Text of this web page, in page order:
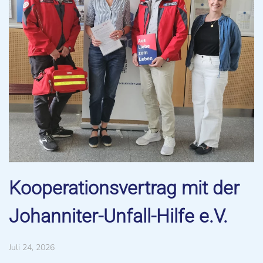
Kooperationsvertrag mit der
Johanniter-Unfall-Hilfe e.V.
Juli 24, 2026